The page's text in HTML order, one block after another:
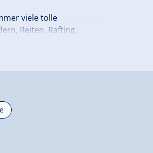
viele tolle
Reiten, Rafting,